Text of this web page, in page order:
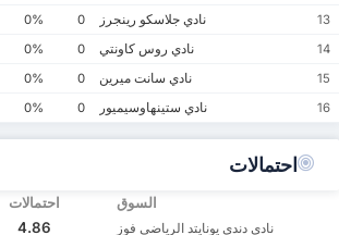
13
نادي جلاسكو رينجرز 0
0%
14
نادي روس كاونتي 0
0%
15
نادي سانت ميرين 0
0%
16
نادي ستينهاوسيميور 0
0%
احتمالات
السوق احتمالات
نادي دندي يونايتد الرياضي فوز 4.86